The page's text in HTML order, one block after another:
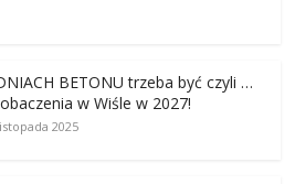
BETONU trzeba być czyli …
w Wiśle w 2027!
2025